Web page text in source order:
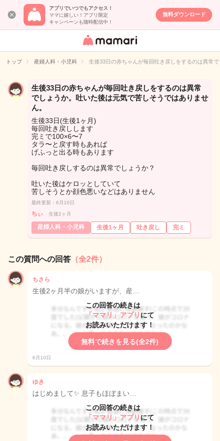
アプリでいつでもアクセス！
ママに嬉しい！アプリ限定
キャンペーンも随時配信中！
無料ダウンロード
女性専用匿名QA
イト
トップ 産婦人科・小児科 生後33日の赤ちゃんが毎回吐き戻しをするのは異常
生後33日の赤ちゃんが毎回吐き戻しをするのは異常
でしょうか。吐いた後は元気で苦しそうではありませ
ん。
生後33日(生後1ヶ月)
毎回吐き戻しします
完ミで100×6〜7
タラ〜と戻す時もあれば
げふっと出る時もあります
毎回吐き戻しするのは異常でしょうか？
吐いた後はケロッとしていて
苦しそうとか顔色悪いなどはありません
最終更新：6月10日
ちぃ 生後2ヶ月
産婦人科・小児科 生後1ヶ月 吐き戻し 完ミ
この質問への回答 （全2件）
ちさら
生後2ヶ月半の娘がいますが、産…
この回答の続きは
「ママリ」アプリ にて
お読みいただけます！
無料で続きを見る(全2件)
6月10日
ゆき
はじめまして✨ 息子もほぼまい…
この回答の続きは
「ママリ」アプリ にて
お読みいただけます！